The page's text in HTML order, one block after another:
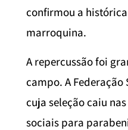
confirmou a
marroquina.
A repercussão foi
campo. A Federação
cuja seleção caiu
sociais para